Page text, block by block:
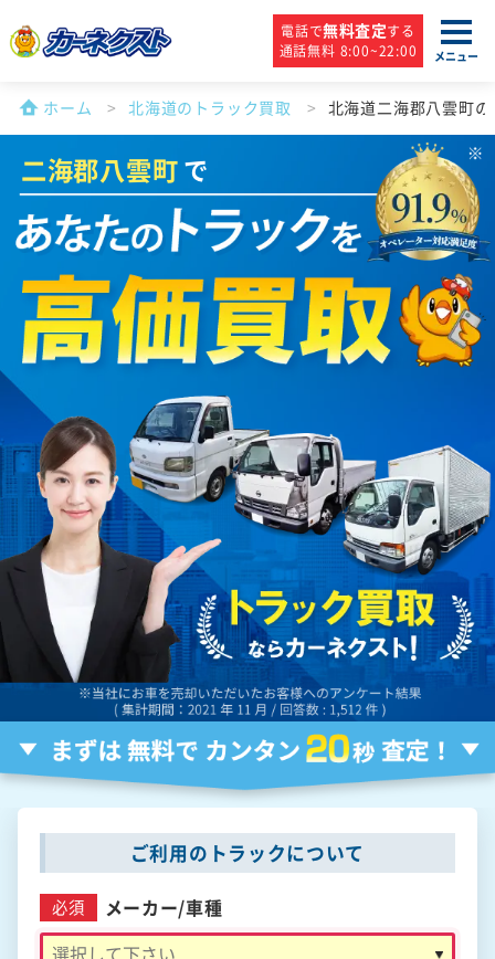
電話で無料査定する
通話無料 8:00~22:00
メニュー
ホーム 北海道のトラック買取 北海道二海郡八雲町
二海郡八雲町で
ご利用のトラックについて
必須 メーカー/車種